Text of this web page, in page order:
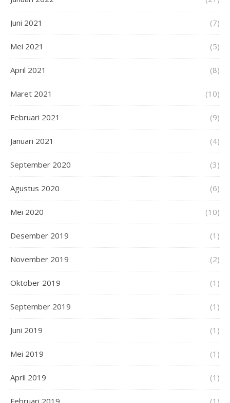
Juni 2021 (7)
Mei 2021 (5)
April 2021 (8)
Maret 2021 (10)
Februari 2021 (9)
Januari 2021 (4)
September 2020 (3)
Agustus 2020 (6)
Mei 2020 (10)
Desember 2019 (1)
November 2019 (2)
Oktober 2019 (1)
September 2019 (1)
Juni 2019 (1)
Mei 2019 (1)
April 2019 (1)
Februari 2019 (1)